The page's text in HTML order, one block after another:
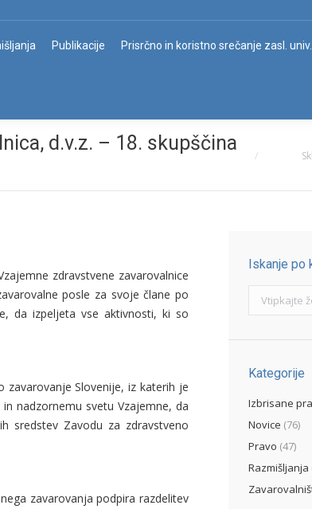
Publikacije Prisrčno in koristno srečanje zasl.
d.v.z. – 18. skupščina
zdravstvene zavarovalnice
posle za svoje člane po
da izpeljeta vse aktivnosti, ki so
zavarovanje Slovenije, iz katerih je
nadzornemu svetu Vzajemne, da
sredstev Zavodu za zdravstveno
zavarovanja podpira razdelitev
Iskanje po
Search:
Kategorije
Izbrisane
Novice (76)
Pravo (47)
Razmišljanja